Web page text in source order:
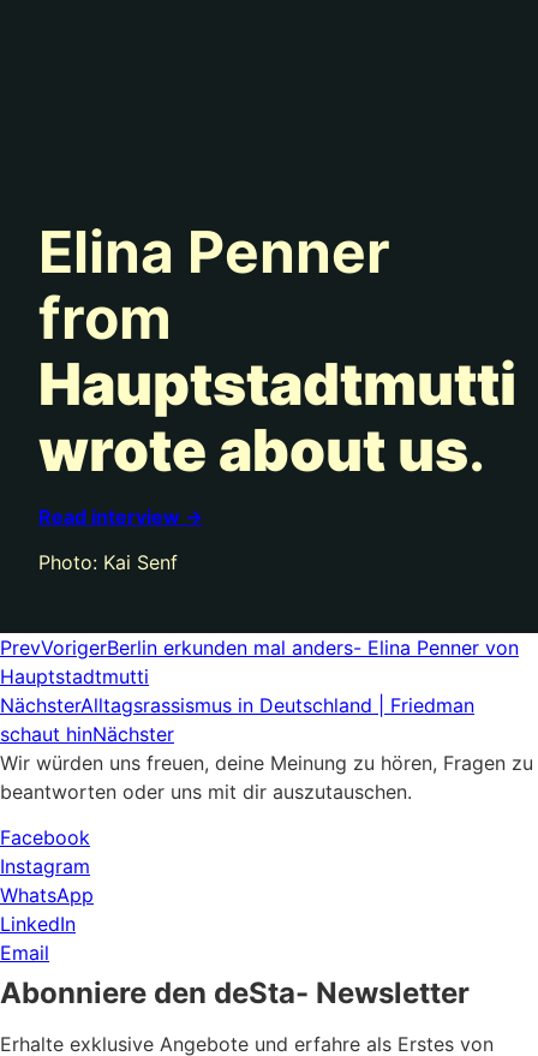
Elina Penner
from
Hauptstadtmutti
wrote about us.
Read interview →
Photo: Kai Senf
PrevVorigerBerlin erkunden mal anders- Elina Penner von
Hauptstadtmutti
NächsterAlltagsrassismus in Deutschland | Friedman
schaut hinNächster
Wir würden uns freuen, deine Meinung zu hören, Fragen zu
beantworten oder uns mit dir auszutauschen.
Facebook
Instagram
WhatsApp
LinkedIn
Email
Abonniere den deSta- Newsletter
Erhalte exklusive Angebote und erfahre als Erstes von